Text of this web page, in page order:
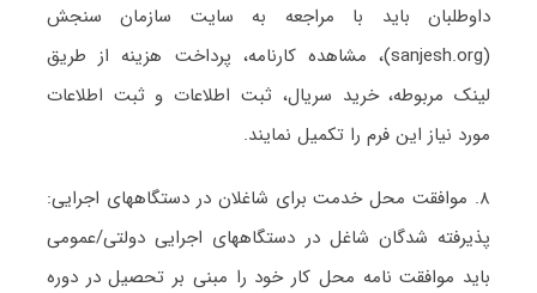
داوطلبان باید با مراجعه به سایت سازمان سنجش
(sanjesh.org)، مشاهده کارنامه، پرداخت هزینه از طریق
لینک مربوطه، خرید سریال، ثبت اطلاعات و ثبت اطلاعات
مورد نیاز این فرم را تکمیل نمایند.
۸. موافقت محل خدمت برای شاغلان در دستگاههای اجرایی:
پذیرفته شدگان شاغل در دستگاههای اجرایی دولتی/عمومی
باید موافقت نامه محل کار خود را مبنی بر تحصیل در دوره